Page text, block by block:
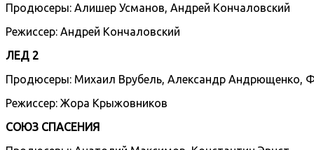
Продюсеры: Алишер Усманов, Андрей Кончаловский
Режиссер: Андрей Кончаловский
ЛЕД 2
Продюсеры: Михаил Врубель, Александр Андрющенко,
Режиссер: Жора Крыжовников
СОЮЗ СПАСЕНИЯ